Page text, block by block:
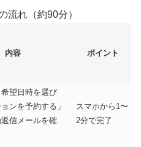
流れ（約90分）
内容 ポイント
望日時を選び
ンを予約する」
信メールを確
スマホから1〜
2分で完了